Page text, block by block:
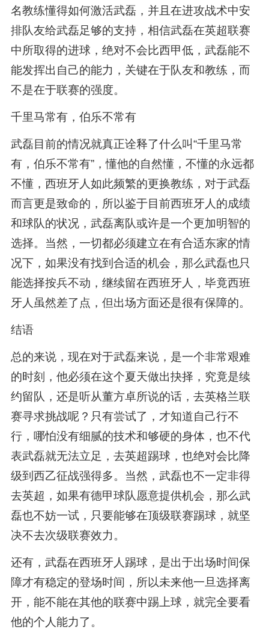
名教练懂得如何激活武磊，并且在进攻战术中安
排队友给武磊足够的支持，相信武磊在英超联赛
中所取得的进球，绝对不会比西甲低，武磊能不
能发挥出自己的能力，关键在于队友和教练，而
不是在于联赛的强度。
千里马常有，伯乐不常有
武磊目前的情况就真正诠释了什么叫“千里马常
有，伯乐不常有”，懂他的自然懂，不懂的永远都
不懂，西班牙人如此频繁的更换教练，对于武磊
而言更是致命的，所以鉴于目前西班牙人的成绩
和球队的状况，武磊离队或许是一个更加明智的
选择。当然，一切都必须建立在有合适东家的情
况下，如果没有找到合适的机会，那么武磊也只
能选择按兵不动，继续留在西班牙人，毕竟西班
牙人虽然差了点，但出场方面还是很有保障的。
结语
总的来说，现在对于武磊来说，是一个非常艰难
的时刻，他必须在这个夏天做出抉择，究竟是续
约留队，还是听从董方卓所说的话，去英格兰联
赛寻求挑战呢？只有尝试了，才知道自己行不
行，哪怕没有细腻的技术和够硬的身体，也不代
表武磊就无法立足，去英超踢球，也绝对会比降
级到西乙征战强得多。当然，武磊也不一定非得
去英超，如果有德甲球队愿意提供机会，那么武
磊也不妨一试，只要能够在顶级联赛踢球，就坚
决不去次级联赛效力。
还有，武磊在西班牙人踢球，是出于出场时间保
障才有稳定的登场时间，所以未来他一旦选择离
开，能不能在其他的联赛中踢上球，就完全要看
他的个人能力了。